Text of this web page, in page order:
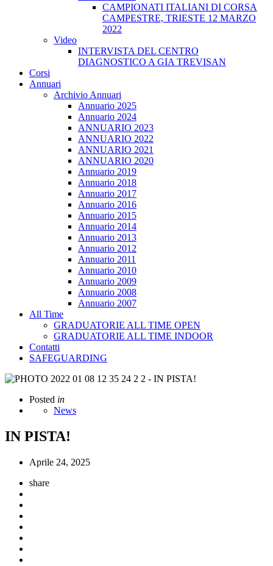
CAMPIONATI ITALIANI DI CORSA
CAMPESTRE, TRIESTE 12 MARZO
2022
Video
INTERVISTA DEL CENTRO
DIAGNOSTICO A GIA TREVISAN
Corsi
Annuari
Archivio Annuari
Annuario 2025
Annuario 2024
ANNUARIO 2023
ANNUARIO 2022
ANNUARIO 2021
ANNUARIO 2020
Annuario 2019
Annuario 2018
Annuario 2017
Annuario 2016
Annuario 2015
Annuario 2014
Annuario 2013
Annuario 2012
Annuario 2011
Annuario 2010
Annuario 2009
Annuario 2008
Annuario 2007
All Time
GRADUATORIE ALL TIME OPEN
GRADUATORIE ALL TIME INDOOR
Contatti
SAFEGUARDING
Posted in
News
IN PISTA!
Aprile 24, 2025
share